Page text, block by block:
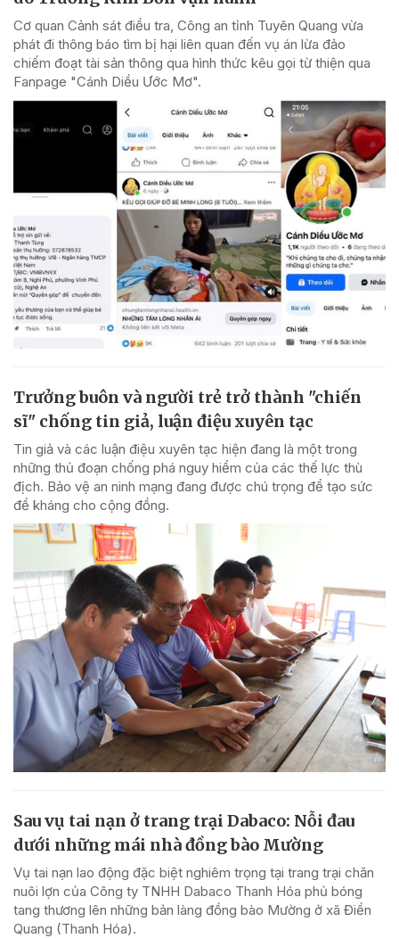
Cơ quan Cảnh sát điều tra, Công an tỉnh Tuyên Quang vừa
phát đi thông báo tìm bị hại liên quan đến vụ án lừa đảo
chiếm đoạt tài sản thông qua hình thức kêu gọi từ thiện qua
Fanpage "Cánh Diều Ước Mơ".
Trưởng buôn và người trẻ trở thành "chiến
sĩ" chống tin giả, luận điệu xuyên tạc
Tin giả và các luận điệu xuyên tạc hiện đang là một trong
những thủ đoạn chống phá nguy hiểm của các thế lực thù
địch. Bảo vệ an ninh mạng đang được chú trọng để tạo sức
đề kháng cho cộng đồng.
Sau vụ tai nạn ở trang trại Dabaco: Nỗi đau
dưới những mái nhà đồng bào Mường
Vụ tai nạn lao động đặc biệt nghiêm trọng tại trang trại chăn
nuôi lợn của Công ty TNHH Dabaco Thanh Hóa phủ bóng
tang thương lên những bản làng đồng bào Mường ở xã Điền
Quang (Thanh Hóa).